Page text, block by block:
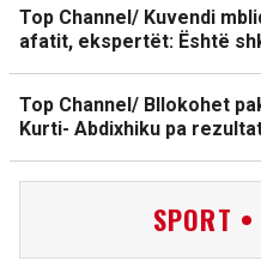
Top Channel/ Kuvendi
afatit, ekspertët: Është
Top Channel/ Bllokohet
Kurti- Abdixhiku pa
SPORT •